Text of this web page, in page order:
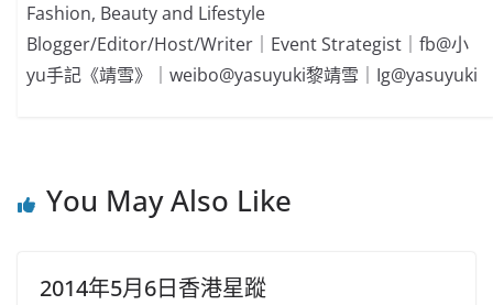
Fashion, Beauty and Lifestyle
Blogger/Editor/Host/Writer｜Event Strategist｜fb@小
yu手記《靖雪》｜weibo@yasuyuki黎靖雪｜Ig@yasuyuki
You May Also Like
2014年5月6日香港星蹤